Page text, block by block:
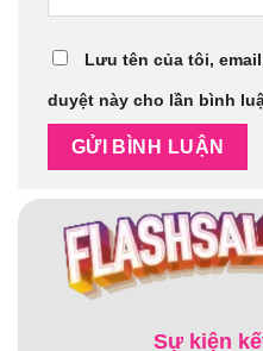
Lưu tên của tôi,
duyệt này cho lần bình
Sự kiện